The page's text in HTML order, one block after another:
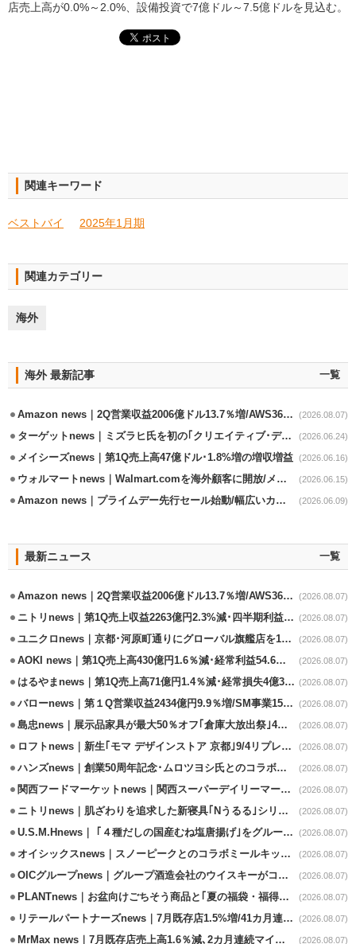
店売上高が0.0%～2.0%、設備投資で7億ドル～7.5億ドルを見込む。
関連キーワード
ベストバイ 2025年1月期
関連カテゴリー
海外
海外 最新記事 一覧
Amazon news｜2Q営業収益2006億ドル13.7％増/AWS36.8％％増が貢献 (2026.08.07)
ターゲットnews｜ミズラヒ氏を初の｢クリエイティブ･ディレクター｣に起用 (2026.06.24)
メイシーズnews｜第1Q売上高47億ドル･1.8%増の増収増益 (2026.06.16)
ウォルマートnews｜Walmart.comを海外顧客に開放/メキシコへ配送開始 (2026.06.15)
Amazon news｜プライムデー先行セール始動/幅広いカテゴリーで割引き (2026.06.09)
最新ニュース 一覧
Amazon news｜2Q営業収益2006億ドル13.7％増/AWS36.8％％増が貢献 (2026.08.07)
ニトリnews｜第1Q売上収益2263億円2.3%減･四半期利益1.4％減 (2026.08.07)
ユニクロnews｜京都･河原町通りにグローバル旗艦店を11/6開設 (2026.08.07)
AOKI news｜第1Q売上高430億円1.6％減･経常利益54.6％減 (2026.08.07)
はるやまnews｜第1Q売上高71億円1.4％減･経常損失4億3800万円 (2026.08.07)
バローnews｜第１Q営業収益2434億円9.9％増/SM事業15.5％増と絶好調 (2026.08.07)
島忠news｜展示品家具が最大50％オフ｢倉庫大放出祭｣4店舗限定で開催 (2026.08.07)
ロフトnews｜新生｢モマ デザインストア 京都｣9/4リプレイスオープン (2026.08.07)
ハンズnews｜創業50周年記念･ムロツヨシ氏とのコラボ企画｢ムロハンズ｣開催 (2026.08.07)
関西フードマーケットnews｜関西スーパーデイリーマート蒲生店8/7改装 (2026.08.07)
ニトリnews｜肌ざわりを追求した新寝具｢Nうるる｣シリーズを発売 (2026.08.07)
U.S.M.Hnews｜ ｢４種だしの国産むね塩唐揚げ｣をグループ610店で共同販促 (2026.08.07)
オイシックスnews｜スノーピークとのコラボミールキット8/13発売 (2026.08.07)
OICグループnews｜グループ酒造会社のウイスキーがコンペティション受賞 (2026.08.07)
PLANTnews｜お盆向けごちそう商品と｢夏の福袋・福得カート｣8/8から開催 (2026.08.07)
リテールパートナーズnews｜7月既存店1.5%増/41カ月連続増 (2026.08.07)
MrMax news｜7月既存店売上高1.6％減､2カ月連続マイナス (2026.08.07)